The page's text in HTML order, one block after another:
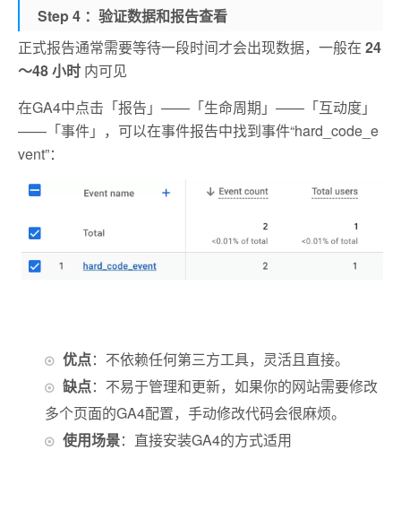
Step 4 ：验证数据和报告查看
正式报告通常需要等待一段时间才会出现数据，一般在 24
～48 小时 内可见
在GA4中点击「报告」——「生命周期」——「互动度」
——「事件」，可以在事件报告中找到事件“hard_code_e
vent”：
优点：不依赖任何第三方工具，灵活且直接。
缺点：不易于管理和更新，如果你的网站需要修改
多个页面的GA4配置，手动修改代码会很麻烦。
使用场景：直接安装GA4的方式适用